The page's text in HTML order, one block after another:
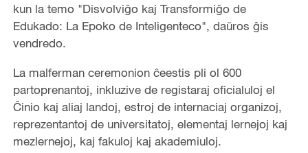
kun la temo "Disvolviĝo kaj Transformiĝo de
Edukado: La Epoko de Inteligenteco", daŭros ĝis
vendredo.
La malferman ceremonion ĉeestis pli ol 600
partoprenantoj, inkluzive de registaraj oficialuloj el
Ĉinio kaj aliaj landoj, estroj de internaciaj organizoj,
reprezentantoj de universitatoj, elementaj lernejoj kaj
mezlernejoj, kaj fakuloj kaj akademiuloj.